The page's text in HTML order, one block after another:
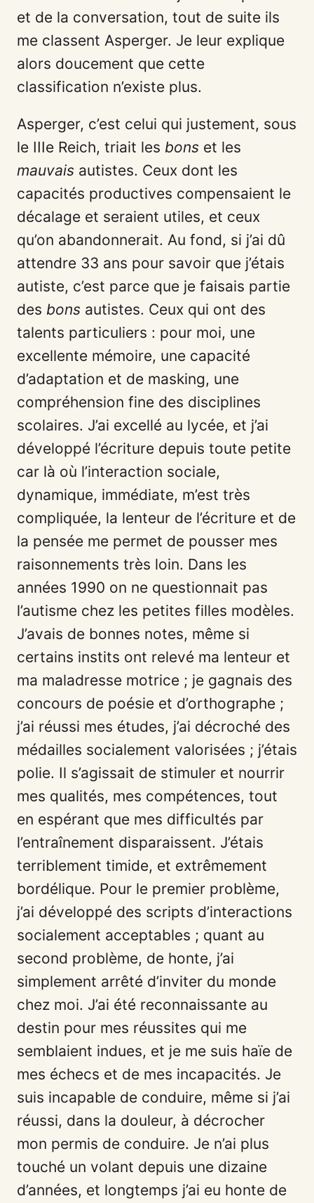
et de la conversation, tout de suite ils
me classent Asperger. Je leur explique
alors doucement que cette
classification n’existe plus.
Asperger, c’est celui qui justement, sous
le IIIe Reich, triait les bons et les
mauvais autistes. Ceux dont les
capacités productives compensaient le
décalage et seraient utiles, et ceux
qu’on abandonnerait. Au fond, si j’ai dû
attendre 33 ans pour savoir que j’étais
autiste, c’est parce que je faisais partie
des bons autistes. Ceux qui ont des
talents particuliers : pour moi, une
excellente mémoire, une capacité
d’adaptation et de masking, une
compréhension fine des disciplines
scolaires. J’ai excellé au lycée, et j’ai
développé l’écriture depuis toute petite
car là où l’interaction sociale,
dynamique, immédiate, m’est très
compliquée, la lenteur de l’écriture et de
la pensée me permet de pousser mes
raisonnements très loin. Dans les
années 1990 on ne questionnait pas
l’autisme chez les petites filles modèles.
J’avais de bonnes notes, même si
certains instits ont relevé ma lenteur et
ma maladresse motrice ; je gagnais des
concours de poésie et d’orthographe ;
j’ai réussi mes études, j’ai décroché des
médailles socialement valorisées ; j’étais
polie. Il s’agissait de stimuler et nourrir
mes qualités, mes compétences, tout
en espérant que mes difficultés par
l’entraînement disparaissent. J’étais
terriblement timide, et extrêmement
bordélique. Pour le premier problème,
j’ai développé des scripts d’interactions
socialement acceptables ; quant au
second problème, de honte, j’ai
simplement arrêté d’inviter du monde
chez moi. J’ai été reconnaissante au
destin pour mes réussites qui me
semblaient indues, et je me suis haïe de
mes échecs et de mes incapacités. Je
suis incapable de conduire, même si j’ai
réussi, dans la douleur, à décrocher
mon permis de conduire. Je n’ai plus
touché un volant depuis une dizaine
d’années, et longtemps j’ai eu honte de